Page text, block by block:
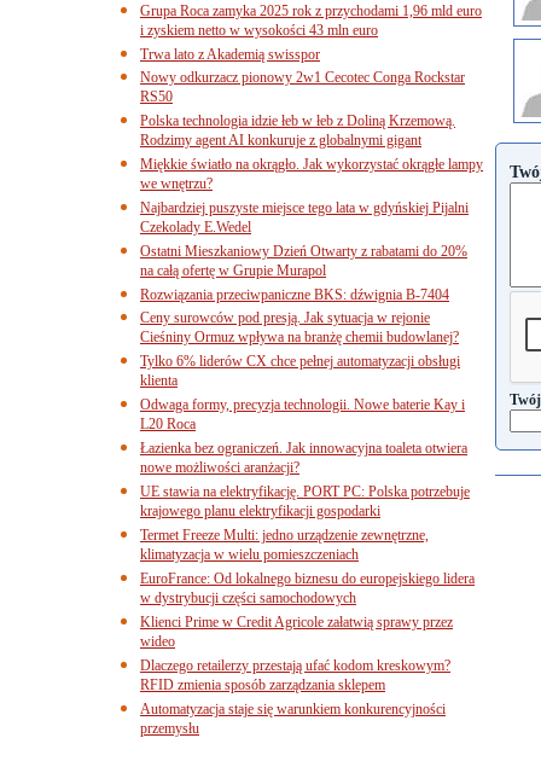
Grupa Roca zamyka 2025 rok z przychodami 1,96 mld euro
i zyskiem netto w wysokości 43 mln euro
Trwa lato z Akademią swisspor
Nowy odkurzacz pionowy 2w1 Cecotec Conga Rockstar
RS50
Polska technologia idzie łeb w łeb z Doliną Krzemową.
Rodzimy agent AI konkuruje z globalnymi gigant
Miękkie światło na okrągło. Jak wykorzystać okrągłe lampy
we wnętrzu?
Najbardziej puszyste miejsce tego lata w gdyńskiej Pijalni
Czekolady E.Wedel
Ostatni Mieszkaniowy Dzień Otwarty z rabatami do 20%
na całą ofertę w Grupie Murapol
Rozwiązania przeciwpaniczne BKS: dźwignia B-7404
Ceny surowców pod presją. Jak sytuacja w rejonie
Cieśniny Ormuz wpływa na branżę chemii budowlanej?
Tylko 6% liderów CX chce pełnej automatyzacji obsługi
klienta
Odwaga formy, precyzja technologii. Nowe baterie Kay i
L20 Roca
Łazienka bez ograniczeń. Jak innowacyjna toaleta otwiera
nowe możliwości aranżacji?
UE stawia na elektryfikację. PORT PC: Polska potrzebuje
krajowego planu elektryfikacji gospodarki
Termet Freeze Multi: jedno urządzenie zewnętrzne,
klimatyzacja w wielu pomieszczeniach
EuroFrance: Od lokalnego biznesu do europejskiego lidera
w dystrybucji części samochodowych
Klienci Prime w Credit Agricole załatwią sprawy przez
wideo
Dlaczego retailerzy przestają ufać kodom kreskowym?
RFID zmienia sposób zarządzania sklepem
Automatyzacja staje się warunkiem konkurencyjności
przemysłu